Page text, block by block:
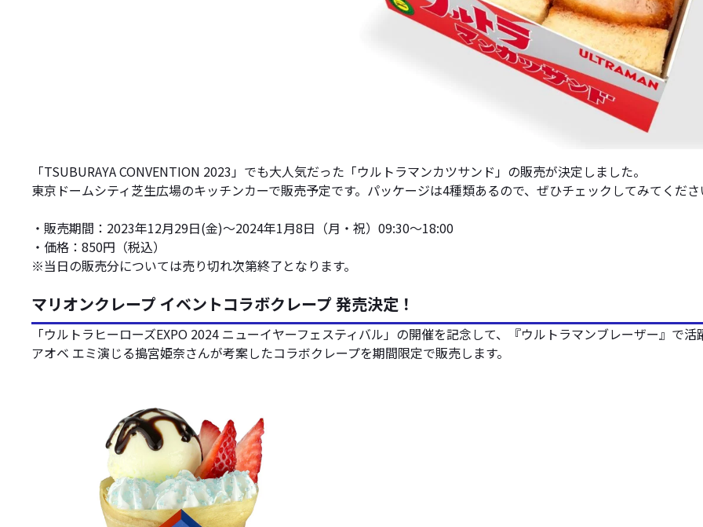
「TSUBURAYA CONVENTION 2023」でも大人気だった「ウルトラマンカツサンド」の販売が決定しました。
東京ドームシティ芝生広場のキッチンカーで販売予定です。パッケージは4種類あるので、ぜひチェックしてみてくだ
・販売期間：2023年12月29日(金)～2024年1月8日（月・祝）09:30～18:00
・価格：850円（税込）
※当日の販売分については売り切れ次第終了となります。
マリオンクレープ イベントコラボクレープ 発売決定！
「ウルトラヒーローズEXPO 2024 ニューイヤーフェスティバル」の開催を記念して、『ウルトラマンブレーザー』で
アオベ エミ演じる搗宮姫奈さんが考案したコラボクレープを期間限定で販売します。